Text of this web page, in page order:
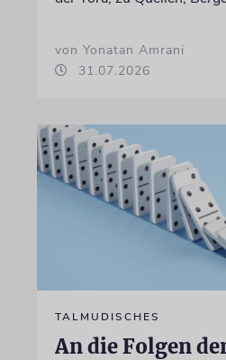
von Yonatan Amrani
31.07.2026
TALMUDISCHES
An die Folgen